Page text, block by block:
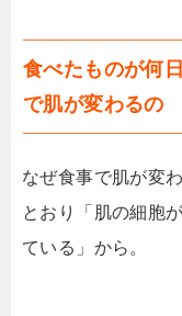
食べたものが何
で肌が変わるの
なぜ食事で肌が変
とおり「肌の細胞
ている」から。